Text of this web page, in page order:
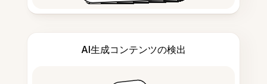
AI生成コンテンツの検出